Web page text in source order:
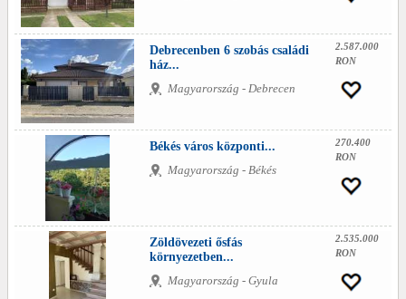
Debrecenben 6 szobás családi
ház...
Magyarország - Debrecen
2.587.000
RON
Békés város központi...
Magyarország - Békés
270.400
RON
Zöldövezeti ősfás
környezetben...
Magyarország - Gyula
2.535.000
RON